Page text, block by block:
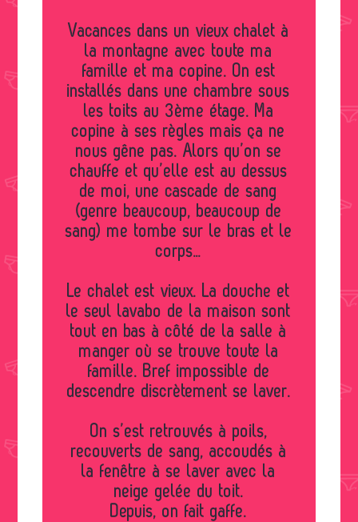
Vacances dans un vieux chalet à
la montagne avec toute ma
famille et ma copine. On est
installés dans une chambre sous
les toits au 3ème étage. Ma
copine à ses règles mais ça ne
nous gêne pas. Alors qu’on se
chauffe et qu’elle est au dessus
de moi, une cascade de sang
(genre beaucoup, beaucoup de
sang) me tombe sur le bras et le
corps…
Le chalet est vieux. La douche et
le seul lavabo de la maison sont
tout en bas à côté de la salle à
manger où se trouve toute la
famille. Bref impossible de
descendre discrètement se laver.
On s’est retrouvés à poils,
recouverts de sang, accoudés à
la fenêtre à se laver avec la
neige gelée du toit.
Depuis, on fait gaffe.